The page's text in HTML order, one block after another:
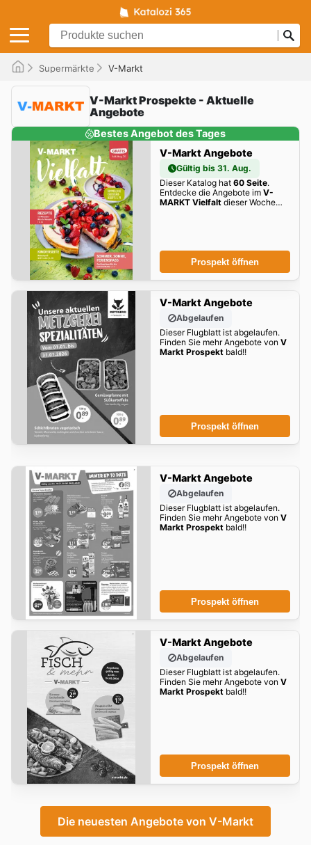
Supermärkte V-Markt
V-Markt Prospekte - Aktuelle
Angebote
Bestes Angebot des Tages
V-Markt Angebote
Gültig bis 31. Aug.
Dieser Katalog hat 60 Seite.
Entdecke die Angebote im V-
MARKT Vielfaltdieser Woche
Prospekt öffnen
V-Markt Angebote
Abgelaufen
Dieser Flugblatt ist abgelaufen.
Finden Sie mehr Angebote von V
Markt Prospektbald!!
Prospekt öffnen
V-Markt Angebote
Abgelaufen
Dieser Flugblatt ist abgelaufen.
Finden Sie mehr Angebote von V
Markt Prospektbald!!
Prospekt öffnen
V-Markt Angebote
Abgelaufen
Dieser Flugblatt ist abgelaufen.
Finden Sie mehr Angebote von V
Markt Prospektbald!!
Prospekt öffnen
Die neuesten Angebote von V-Markt